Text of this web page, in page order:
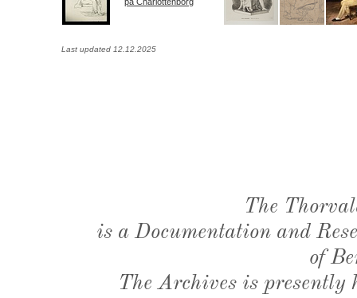
Last updated 12.12.2025
The
is a Documentation and
of
The Archives is presently